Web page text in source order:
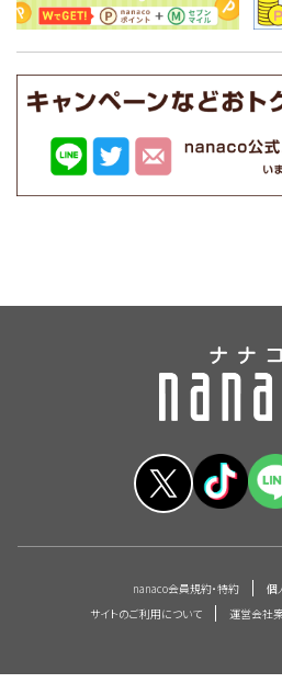
nanaco会員規約・特約
個
サイトのご利用について
運営会社